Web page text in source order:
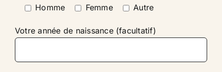
Homme
Femme Autre
Votre année de naissance (facultatif)